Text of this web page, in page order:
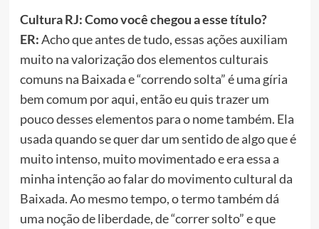
Cultura RJ: Como você chegou a esse título?
ER:Acho que antes de tudo, essas ações auxiliam
muito na valorização dos elementos culturais
comuns na Baixada e “correndo solta” é uma gíria
bem comum por aqui, então eu quis trazer um
pouco desses elementos para o nome também. Ela
usada quando se quer dar um sentido de algo que é
muito intenso, muito movimentado e era essa a
minha intenção ao falar do movimento cultural da
Baixada. Ao mesmo tempo, o termo também dá
uma noção de liberdade, de “correr solto” e que